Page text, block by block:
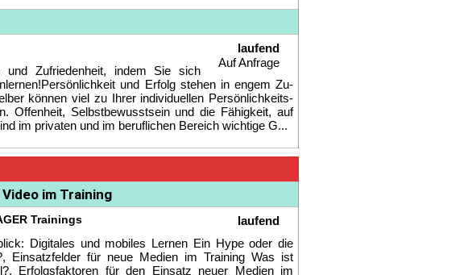
laufend
Auf Anfrage
und Zu­frie­den­heit, in­dem Sie sich
und Er­folg ste­hen in en­gem Zu­
kön­nen viel zu Ih­rer in­di­vi­du­el­len Per­sön­lich­keits­
Of­fen­heit, Selbst­be­wusst­sein und die Fä­hig­keit, auf
im pri­va­ten und im be­ruf­li­chen Be­reich wich­ti­ge G...